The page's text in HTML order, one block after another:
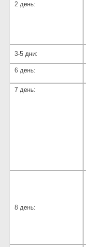
2 день:
3-5 дни:
6 день:
7 день:
8 день: